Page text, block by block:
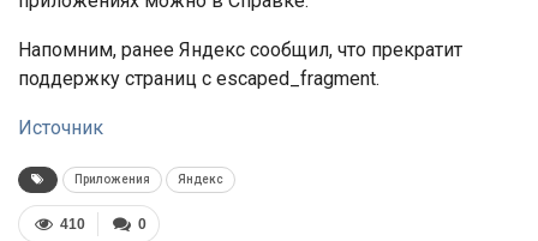
Напомним, ранее Яндекс сообщил, что прекратит
поддержку страниц с escaped_fragment.
Источник
Приложения Яндекс
0
410